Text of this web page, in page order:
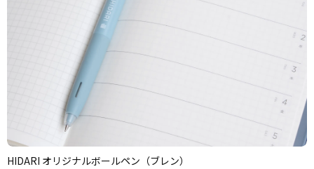
HIDARI オリジナルボールペン（ブレン）